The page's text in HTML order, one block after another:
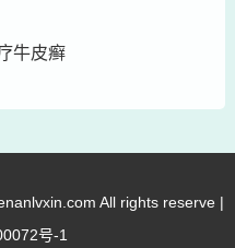
牛皮癣
All rights reserve |
号-1